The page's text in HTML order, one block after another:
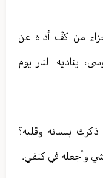
من كفّ أذاه عن
يناديه النار يوم
بلسانه وقلبه؟
وأجعله في كنفي.